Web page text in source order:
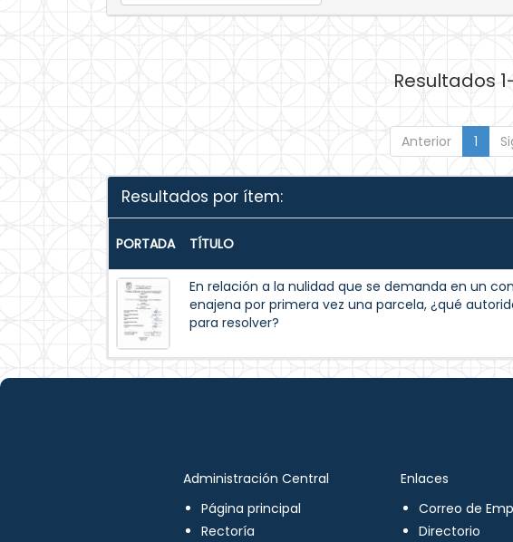
Resultados
Anterior 1
Resultados por ítem:
PORTADA TÍTULO
En relación a la nulidad que se demanda en un
enajena por primera vez una parcela, ¿qué
para resolver?
Administración Central
Página principal
Rectoría
Enlaces
Correo de
Directorio